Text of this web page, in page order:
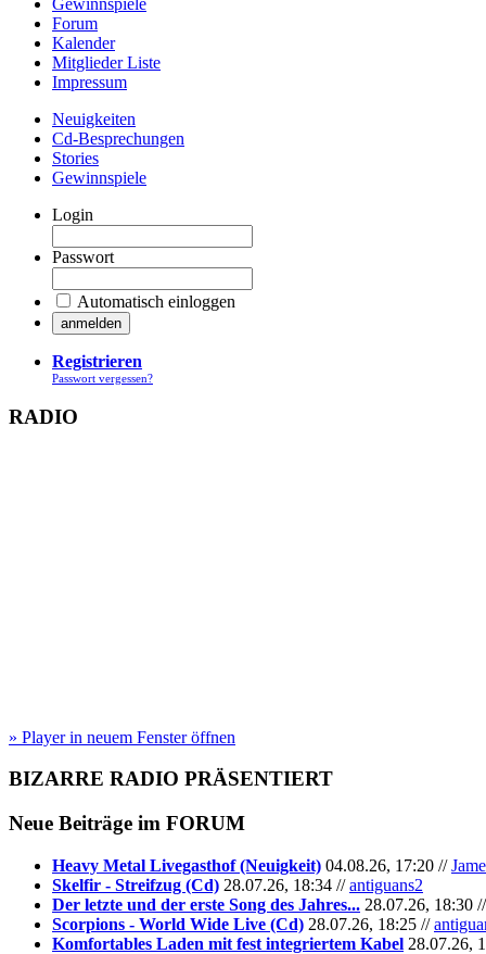
Gewinnspiele
Forum
Kalender
Mitglieder Liste
Impressum
Neuigkeiten
Cd-Besprechungen
Stories
Gewinnspiele
Login
Passwort
Automatisch einloggen
Registrieren
Passwort vergessen?
RADIO
» Player in neuem Fenster öffnen
BIZARRE RADIO PRÄSENTIERT
Neue Beiträge im FORUM
Heavy Metal Livegasthof (Neuigkeit) 04.08.26, 17:20 //
Skelfir - Streifzug (Cd) 28.07.26, 18:34 //antiguans2
Der letzte und der erste Song des Jahres... 28.07.26, 18:30
Scorpions - World Wide Live (Cd) 28.07.26, 18:25 //
Komfortables Laden mit fest integriertem Kabel 28.07.26,